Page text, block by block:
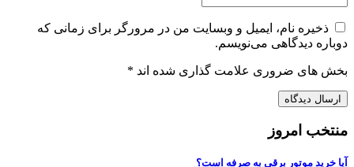
ذخیره نام، ایمیل و وبسایت من در مرورگر برای زمانی که
دوباره دیدگاهی می‌نویسم.
بخش های ضروری علامت گذاری شده اند *
منتخب امروز
آیا خرید موتور برقی به صرفه است؟